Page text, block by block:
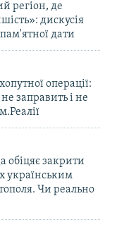
регіон, де
дискусія
дати
операції:
заправить і не
обіцяє закрити
українським
Чи реально